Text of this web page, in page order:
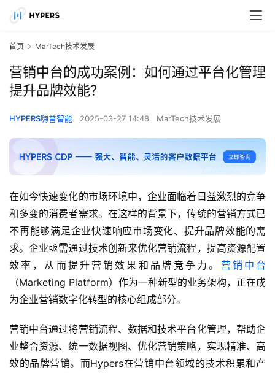
首页 MarTech技术发展
营销中台的成功案例：如何通过平台化管理
提升品牌效能？
HYPERS嗨普智能 2025-03-27 14:48 MarTech技术发展
在如今快速变化的市场环境中，企业面临着日益激烈的竞争
和多变的消费者需求。在这样的背景下，传统的营销方式已
不再能够满足企业快速响应市场变化、提升品牌效能的需
求。企业亟需通过技术创新来优化营销流程，提高资源配置
效率，从而提升营销效果和品牌竞争力。 营销中台
（Marketing Platform）作为一种新型的业务架构，正在成
为企业营销数字化转型的核心组成部分。
营销中台通过将营销流程、数据和技术平台化管理，帮助企
业整合资源、统一数据视图、优化营销策略，实现精准、高
效的品牌营销。而Hypers在营销中台领域的技术积累和产